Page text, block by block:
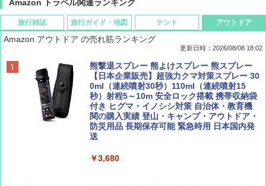
Amazon トラベル関連ランキング
旅行雑誌
BE-PAL(ビ-パル) 2026年 9 月号【特別付録:
SOTO ミニマル"旅"財布 ランダム2種】
￥1,500
ディズニーファン ２０２６年 ９月号 [雑
旅行ガイド・地図
D40 地球の歩き方 チェンマイ タイ北部の魅
力的な町 2026～2027 地球の歩き方D アジア
￥2,079
地球の歩き方 スター・ウォーズ
￥2,695
テント
[キャンパーズコレクション 山善] ポップアッ
プテント 傘みたいに広げて畳める パッとサ
ッとサンシェード キューブ フルクローズ メ
ッシュ 簡単設置 ワンタッチテント キャンプ
&ハイキング カーキ PATC-150(KH)
￥6,830
PYKES PEAK (パイクスピーク) 着替えテン
アウトドア
Amazon アウトドア の売れ筋ランキング
更新日時：2026/08/08 18:02
熊撃退スプレー 熊よけスプレー 熊スプレー
【日本企業販売】超強力クマ対策スプレー 30
0ml（連続噴射30秒）110ml（連続噴射15
秒）射程5～10m 安全ロック搭載 携帯収納袋
付き ヒグマ・イノシシ対策 自治体・教育機
関の購入実績 登山・キャンプ・アウトドア・
防災用品 長期保存可能 緊急時用 日本国内発
送
￥3,680